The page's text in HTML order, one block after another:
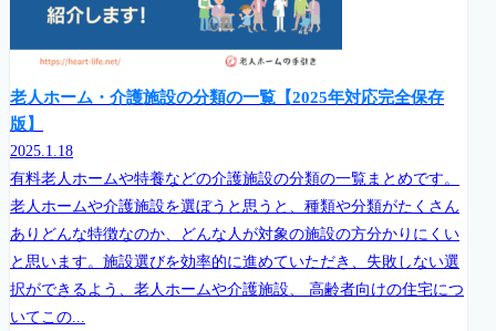
老人ホーム・介護施設の分類の一覧【2025年対応完全保存
版】
2025.1.18
有料老人ホームや特養などの介護施設の分類の一覧まとめです。
老人ホームや介護施設を選ぼうと思うと、種類や分類がたくさん
ありどんな特徴なのか、どんな人が対象の施設の方分かりにくい
と思います。施設選びを効率的に進めていただき、失敗しない選
択ができるよう、老人ホームや介護施設、 高齢者向けの住宅につ
いてこの...